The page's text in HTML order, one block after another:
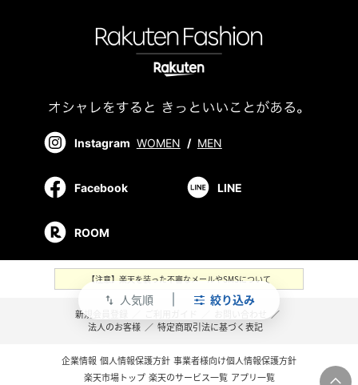
swap_vert 人気順 絞り込み
Instagram WOMEN / MEN
Facebook LINE
ROOM
【注意】楽天を装った不審なメールやSMSについて
新規会員登録
／
法人のお客様 ／ 特定商取引法に基づく表記
企業情報 個人情報保護方針 事業者様向け個人情報保護方針
楽天市場トップ 楽天のサービス一覧 アプリ一覧